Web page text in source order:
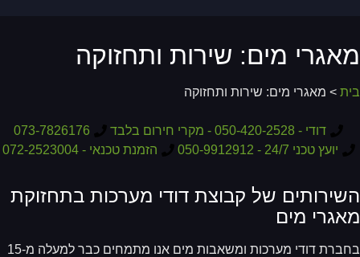
מים: שירות ותחזוקה
> מאגרי מים: שירות ותחזוקה
דודי - 050-420-2528 - מקרי חירום בלבד
073-7826176
יועץ טכני 24/7 - 050-9912912
הזמנת טכנאי - 072-2523004
של קבוצת דודי מערכות בתחזוקת
מים
בחברת דודי מערכות ומשאבות מים אנו מתמחים כבר למעלה מ-15